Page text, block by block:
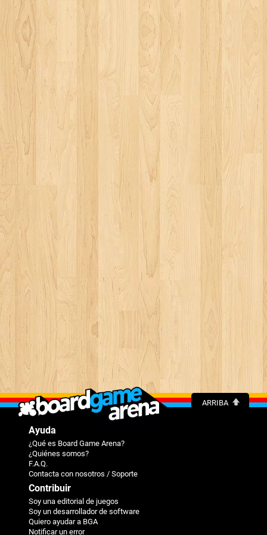
ARRIBA
Ayuda
¿Qué es Board Game Arena?
¿Quiénes somos?
F.A.Q.
Contacta con nosotros / Soporte
Contribuir
Soy una editorial de juegos
Soy un desarrollador de software
Quiero ayudar a BGA
Notificar un error